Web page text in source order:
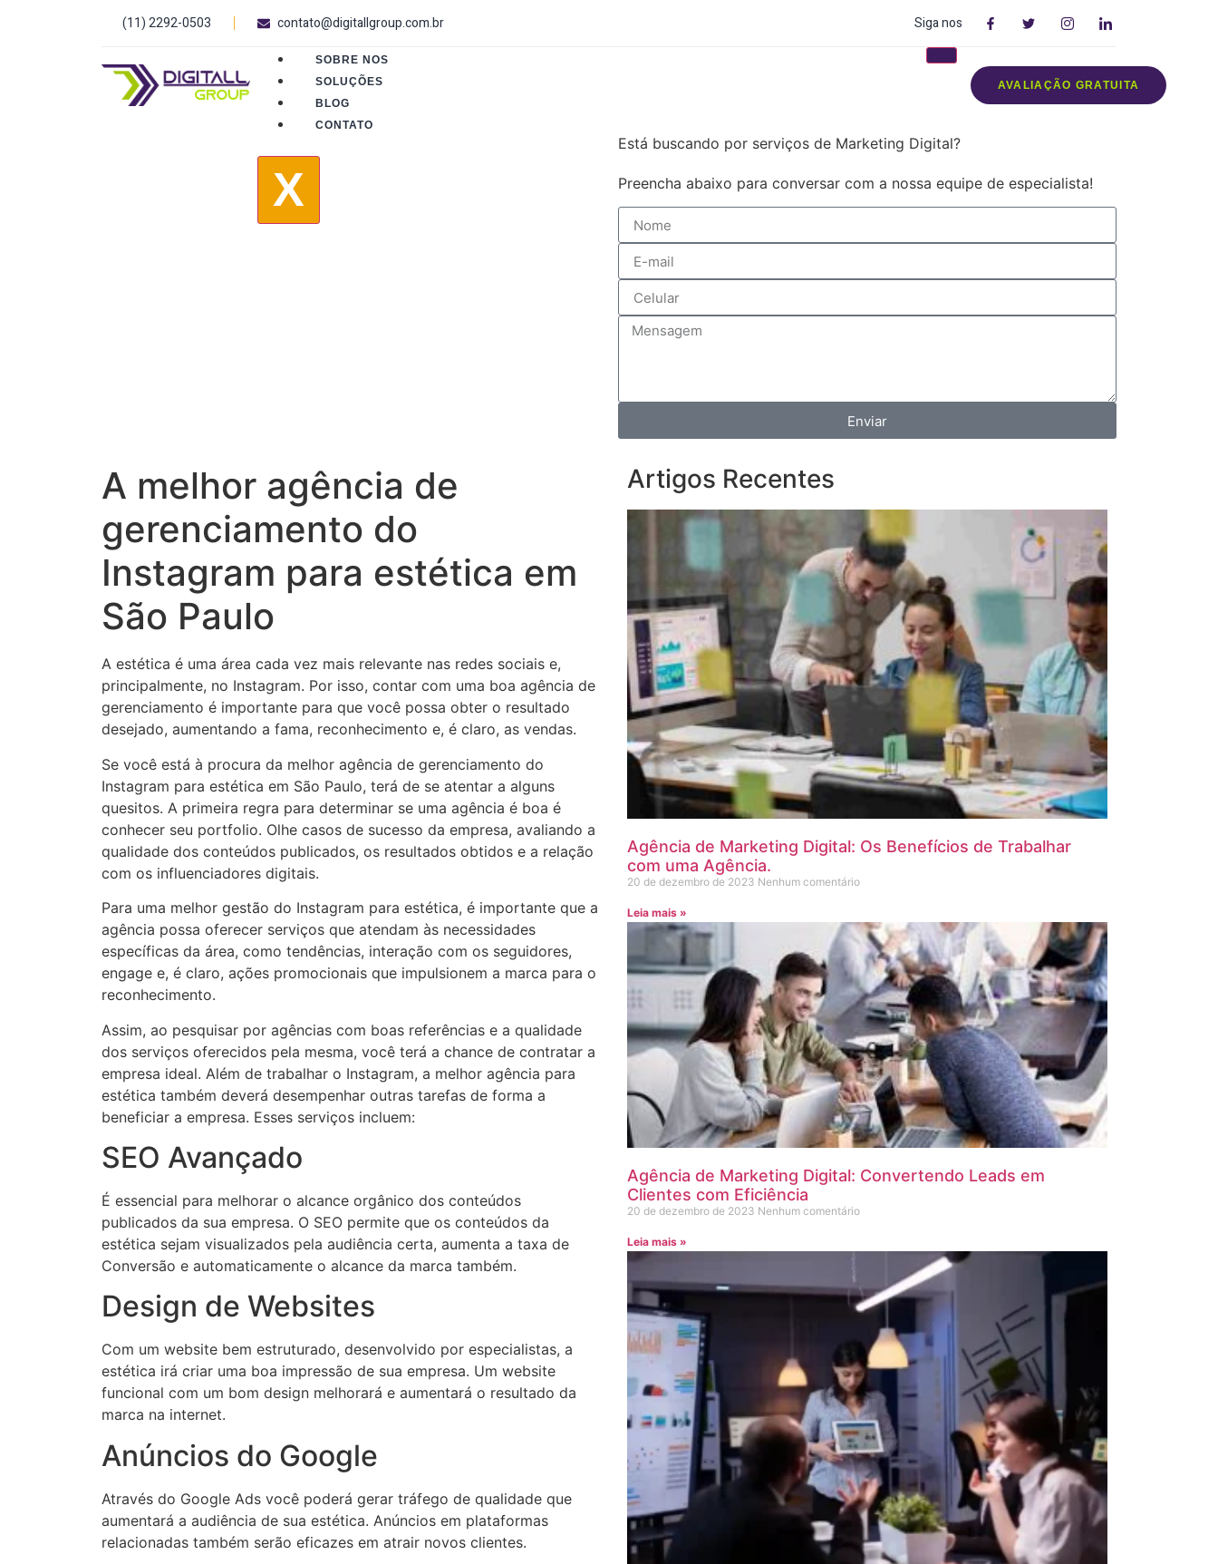
(11) 2292-0503 contato@digitallgroup.com.br Siga nos
SOBRE NOS
SOLUÇÕES
BLOG
CONTATO
X
AVALIAÇÃO GRATUITA
Está buscando por serviços de Marketing Digital?
Preencha abaixo para conversar com a nossa equipe de especialista!
Enviar
A melhor agência de
gerenciamento do
Instagram para estética em
São Paulo
A estética é uma área cada vez mais relevante nas redes sociais e,
principalmente, no Instagram. Por isso, contar com uma boa agência de
gerenciamento é importante para que você possa obter o resultado
desejado, aumentando a fama, reconhecimento e, é claro, as vendas.
Se você está à procura da melhor agência de gerenciamento do
Instagram para estética em São Paulo, terá de se atentar a alguns
quesitos. A primeira regra para determinar se uma agência é boa é
conhecer seu portfolio. Olhe casos de sucesso da empresa, avaliando a
qualidade dos conteúdos publicados, os resultados obtidos e a relação
com os influenciadores digitais.
Para uma melhor gestão do Instagram para estética, é importante que a
agência possa oferecer serviços que atendam às necessidades
específicas da área, como tendências, interação com os seguidores,
engage e, é claro, ações promocionais que impulsionem a marca para o
reconhecimento.
Assim, ao pesquisar por agências com boas referências e a qualidade
dos serviços oferecidos pela mesma, você terá a chance de contratar a
empresa ideal. Além de trabalhar o Instagram, a melhor agência para
estética também deverá desempenhar outras tarefas de forma a
beneficiar a empresa. Esses serviços incluem:
SEO Avançado
É essencial para melhorar o alcance orgânico dos conteúdos
publicados da sua empresa. O SEO permite que os conteúdos da
estética sejam visualizados pela audiência certa, aumenta a taxa de
Conversão e automaticamente o alcance da marca também.
Design de Websites
Com um website bem estruturado, desenvolvido por especialistas, a
estética irá criar uma boa impressão de sua empresa. Um website
funcional com um bom design melhorará e aumentará o resultado da
marca na internet.
Anúncios do Google
Através do Google Ads você poderá gerar tráfego de qualidade que
aumentará a audiência de sua estética. Anúncios em plataformas
relacionadas também serão eficazes em atrair novos clientes.
Artigos Recentes
Agência de Marketing Digital: Os Benefícios de Trabalhar
com uma Agência.
20 de dezembro de 2023 Nenhum comentário
Leia mais »
Agência de Marketing Digital: Convertendo Leads em
Clientes com Eficiência
20 de dezembro de 2023 Nenhum comentário
Leia mais »